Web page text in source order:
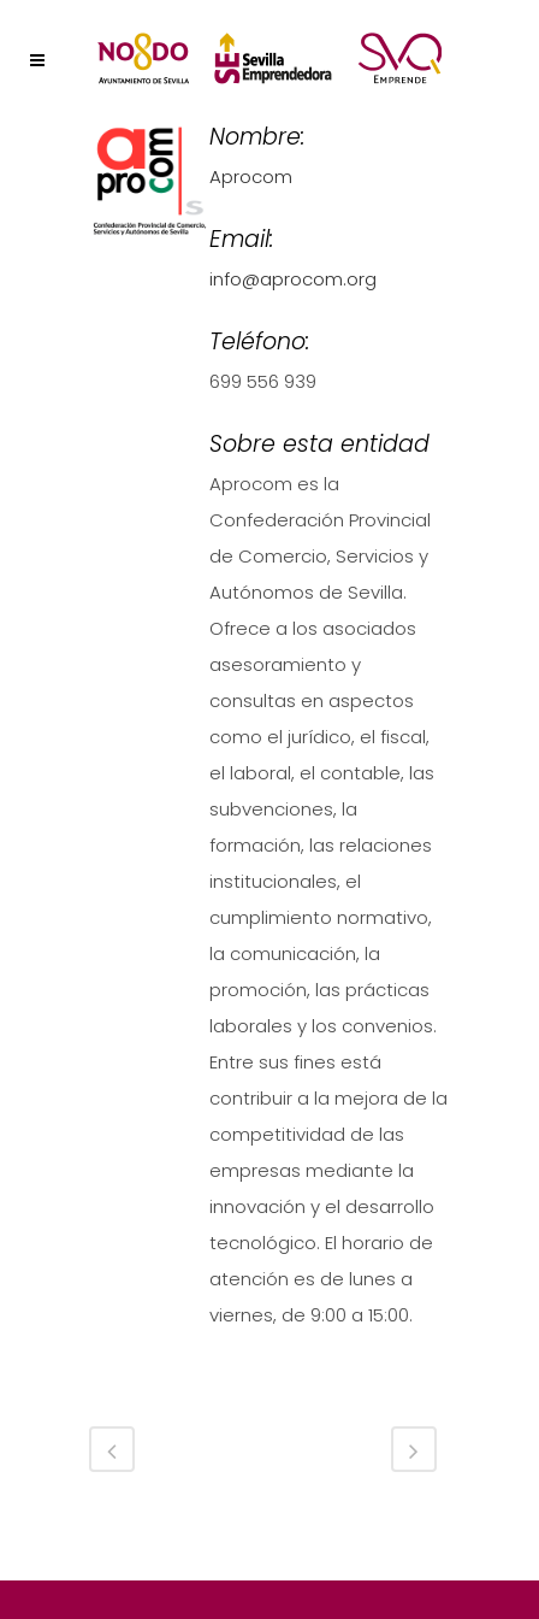
Nombre:
Aprocom
Email:
info@aprocom.org
Teléfono:
699 556 939
Sobre esta entidad
Aprocom es la
Confederación Provincial
de Comercio, Servicios y
Autónomos de Sevilla.
Ofrece a los asociados
asesoramiento y
consultas en aspectos
como el jurídico, el fiscal,
el laboral, el contable, las
subvenciones, la
formación, las relaciones
institucionales, el
cumplimiento normativo,
la comunicación, la
promoción, las prácticas
laborales y los convenios.
Entre sus fines está
contribuir a la mejora de la
competitividad de las
empresas mediante la
innovación y el desarrollo
tecnológico. El horario de
atención es de lunes a
viernes, de 9:00 a 15:00.